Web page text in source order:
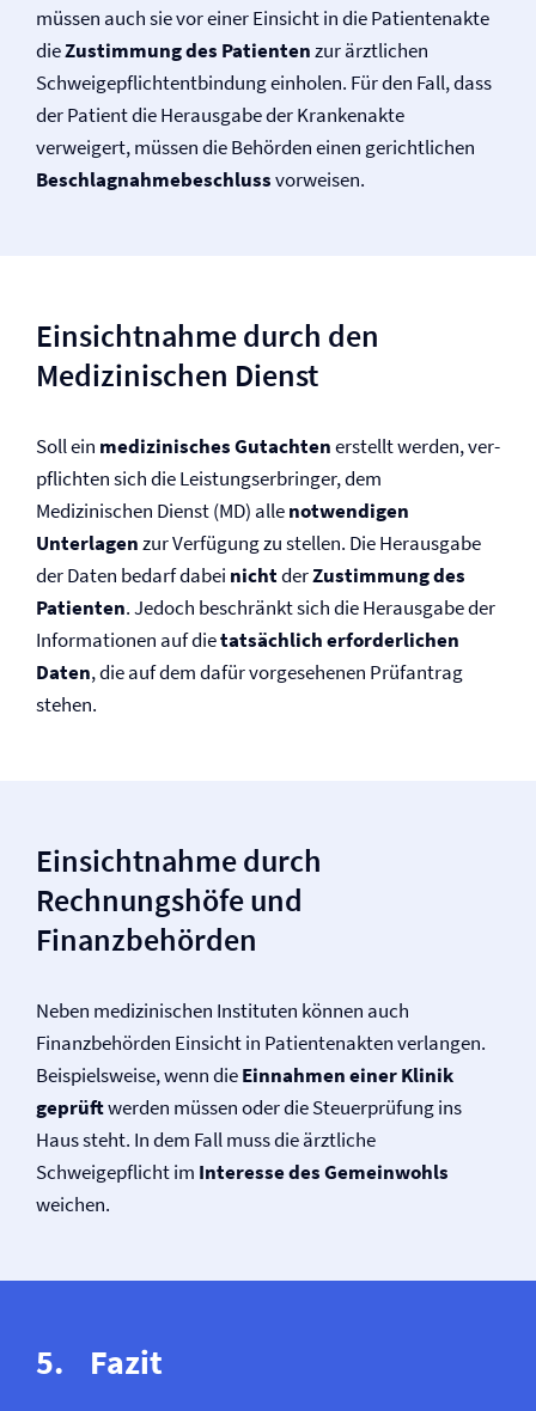
müssen auch sie vor einer Einsicht in die Patientenakte
dieZustimmung des Patientenzur ärztlichen
Schweige­pflichtentbindung einholen. Für den Fall, dass
der Patient die Herausgabe der Krankenakte
verweigert, müssen die Behörden einen gerichtlichen
Beschlagnahmebeschlussvorweisen.
Einsichtnahme durch den
Medizinischen Dienst
Soll ein medizinisches Gutachtenerstellt werden, ver­
pflichten sich die Leistungserbringer, dem
Medizinischen Dienst (MD) allenotwendigen
Unterlagenzur Verfügung zu stellen. Die Herausgabe
der Daten bedarf dabei nichtderZustimmung des
Patienten. Jedoch beschränkt sich die Herausgabe der
Informationen auf dietatsächlich erforderlichen
Daten, die auf dem dafür vorgesehenen Prüfantrag
stehen.
Einsichtnahme durch
Rechnungshöfe und
Finanzbehörden
Neben medizinischen Instituten können auch
Finanzbehörden Einsicht in Patientenakten verlangen.
Beispielsweise, wenn dieEinnahmen einer Klinik
geprüftwerden müssen oder die Steuerprüfung ins
Haus steht. In dem Fall muss die ärztliche
Schweigepflicht im Interesse des Gemeinwohls
weichen.
Fazit